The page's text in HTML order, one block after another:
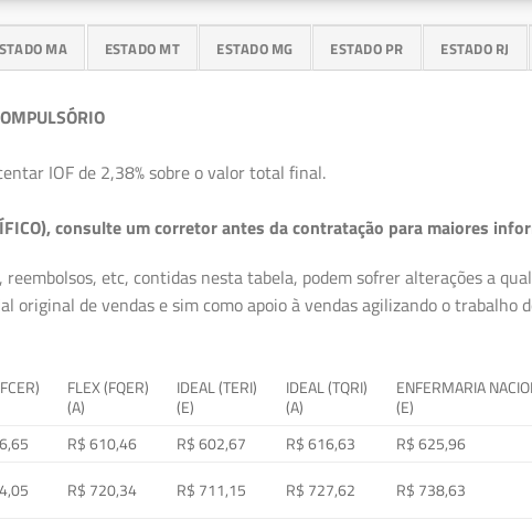
MA ESTADO MT ESTADO MG ESTADO PR ESTADO RJ
IOF de 2,38% sobre o valor total final.
consulte um corretor antes da contratação para maiores
etc, contidas nesta tabela, podem sofrer alterações a
de vendas e sim como apoio à vendas agilizando o trabalho
FLEX (FQER)
(A)
IDEAL (TERI)
(E)
IDEAL (TQRI)
(A)
ENFERMARIA
(E)
R$ 610,46 R$ 602,67 R$ 616,63 R$ 625,96
R$ 720,34 R$ 711,15 R$ 727,62 R$ 738,63